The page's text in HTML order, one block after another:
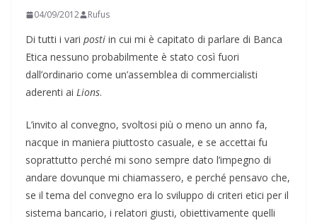
04/09/2012 Rufus
Di tutti i vari posti in cui mi è capitato di parlare di Banca
Etica nessuno probabilmente è stato così fuori
dall’ordinario come un’assemblea di commercialisti
aderenti ai Lions.
L’invito al convegno, svoltosi più o meno un anno fa,
nacque in maniera piuttosto casuale, e se accettai fu
soprattutto perché mi sono sempre dato l’impegno di
andare dovunque mi chiamassero, e perché pensavo che,
se il tema del convegno era lo sviluppo di criteri etici per il
sistema bancario, i relatori giusti, obiettivamente quelli